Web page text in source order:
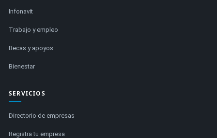
Infonavit
Trabajo y empleo
Becas y apoyos
Bienestar
SERVICIOS
Directorio de empresas
Registra tu empresa